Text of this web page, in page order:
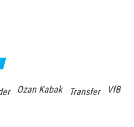
Ozan Kabak Transfer
VfB